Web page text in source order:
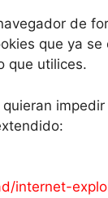
de
que ya
que utilices.
internet-